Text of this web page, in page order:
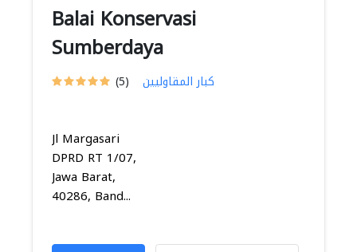
Balai Konservasi
Sumberdaya
(5) كبار المقاوليين
Jl Margasari
DPRD RT 1/07,
Jawa Barat,
40286, Band...